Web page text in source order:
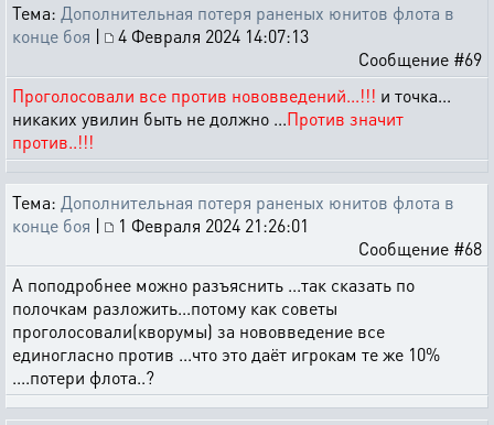
Тема: Дополнительная потеря раненых юнитов флота в
конце боя |
4 Февраля 2024 14:07:13
Сообщение #69
Проголосовали все против нововведений...!!! и точка...
никаких увилин быть не должно ...Против значит
против..!!!
Тема: Дополнительная потеря раненых юнитов флота в
конце боя |
1 Февраля 2024 21:26:01
Сообщение #68
А поподробнее можно разъяснить ...так сказать по
полочкам разложить...потому как советы
проголосовали(кворумы) за нововведение все
единогласно против ...что это даёт игрокам те же 10%
....потери флота..?